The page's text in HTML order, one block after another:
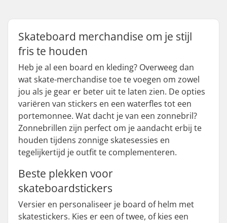
Skateboard merchandise om je stijl
fris te houden
Heb je al een board en kleding? Overweeg dan
wat skate-merchandise toe te voegen om zowel
jou als je gear er beter uit te laten zien. De opties
variëren van stickers en een waterfles tot een
portemonnee. Wat dacht je van een zonnebril?
Zonnebrillen zijn perfect om je aandacht erbij te
houden tijdens zonnige skatesessies en
tegelijkertijd je outfit te complementeren.
Beste plekken voor
skateboardstickers
Versier en personaliseer je board of helm met
skatestickers. Kies er een of twee, of kies een